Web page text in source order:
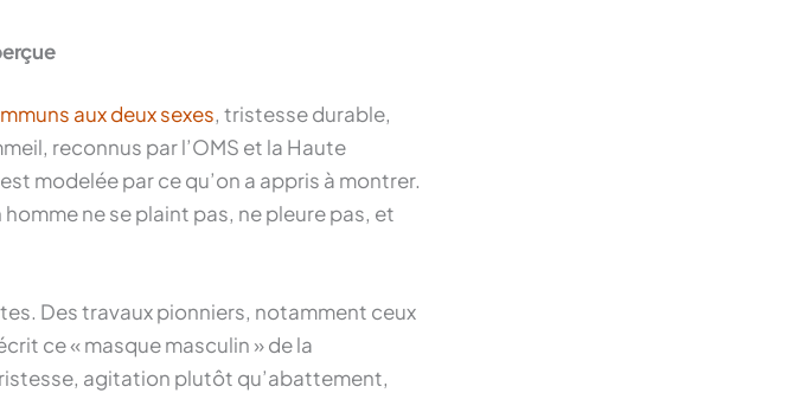
aux deux sexes, tristesse durable,
reconnus par l’OMS et la Haute
modelée par ce qu’on a appris à montrer.
ne se plaint pas, ne pleure pas, et
Des travaux pionniers, notamment ceux
ce « masque masculin » de la
agitation plutôt qu’abattement,